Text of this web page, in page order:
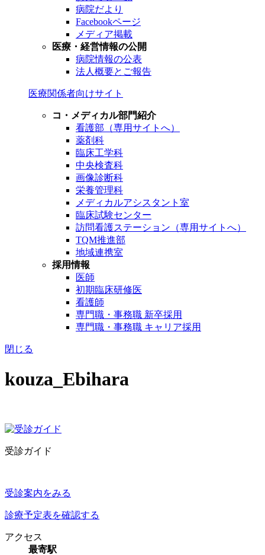
病院だより
Facebookページ
メディア掲載
医療・経営情報の公開
病院情報の公表
法人概要とご報告
医療関係者向けサイト
コ・メディカル部門紹介
看護部（専用サイトへ）
薬剤科
臨床工学科
中央検査科
画像診断科
栄養管理科
メディカルアシスタント室
臨床試験センター
訪問看護ステーション（専用サイトへ）
TQM推進部
地域連携室
採用情報
医師
初期臨床研修医
看護師
専門職・事務職 新卒採用
専門職・事務職 キャリア採用
閉じる
kouza_Ebihara
受診ガイド
受診案内をみる
診療予定表を確認する
アクセス
最寄駅